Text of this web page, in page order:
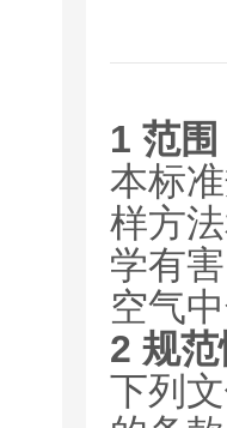
1 范围
本标
样方
学有
空气
2 规
下列